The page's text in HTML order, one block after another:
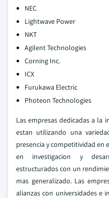
NEC
Lightwave Power
NKT
Agilent Technologies
Corning Inc.
ICX
Furukawa Electric
Photeon Technologies
Las empresas dedicadas a la
estan utilizando una
presencia y competitividad en
en investigacion y
estructurados con un
mas generalizado. Las
alianzas con universidades e